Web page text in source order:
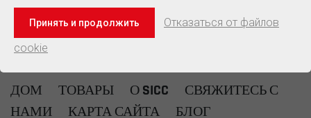
Принять и продолжить
Отказаться от файлов
cookie
отрицательного (JN)
Cu55Ni45.
Электронная почта: info@super-instrument.com
Тел: +86-551-63838994
WhatsApp : +86-138-5510-9811
ДОМ ТОВАРЫ О SICC
СВЯЖИТЕСЬ С
НАМИ
КАРТА САЙТА БЛОГ